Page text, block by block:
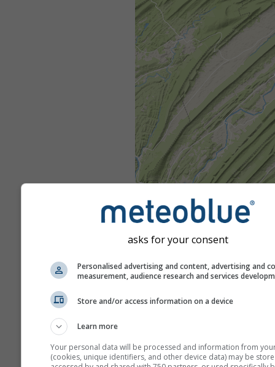
asks for your consent
Personalised advertising and content, advertising and
measurement, audience research and services
Store and/or access information on a device
Learn more
Your personal data will be processed and information from
(cookies, unique identifiers, and other device data) may be